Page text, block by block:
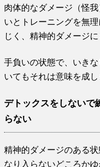
肉体的なダメージ（怪
いとトレーニングを無
じく、精神的ダメージ
手負いの状態で、いき
いてもそれは意味を成し
デトックスをしないで
らない
精神的ダメージのある
なり入らないどころか